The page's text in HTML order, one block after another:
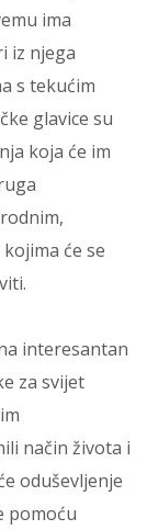
ima
iz njega
s tekućim
glavice su
koja će im
će se
interesantan
za svijet
način života i
oduševljenje
pomoću